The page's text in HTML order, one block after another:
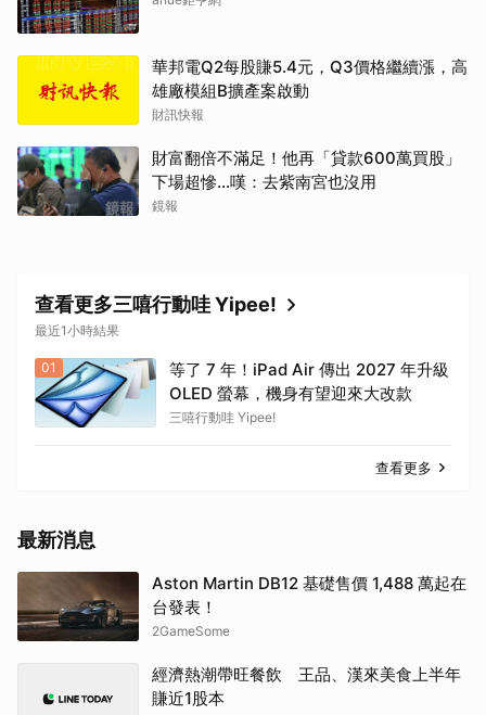
華邦電Q2每股賺5.4元，Q3價格繼續漲，高
雄廠模組B擴產案啟動
財訊快報
財富翻倍不滿足！他再「貸款600萬買股」
下場超慘...嘆：去紫南宮也沒用
鏡報
查看更多三嘻行動哇 Yipee!
最近1小時結果
01
等了 7 年！iPad Air 傳出 2027 年升級
OLED 螢幕，機身有望迎來大改款
三嘻行動哇 Yipee!
查看更多
最新消息
Aston Martin DB12 基礎售價 1,488 萬起在
台發表！
2GameSome
經濟熱潮帶旺餐飲 王品、漢來美食上半年
賺近1股本